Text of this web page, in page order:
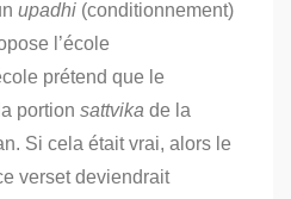
upadhi (conditionnement)
l’école
prétend que le
portion sattvika de la
Si cela était vrai, alors le
verset deviendrait